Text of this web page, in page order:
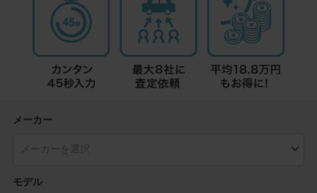
メーカー
モデル